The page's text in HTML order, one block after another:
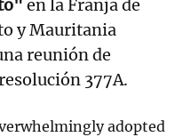
en la Franja de
y Mauritania
reunión de
377A.
adopted